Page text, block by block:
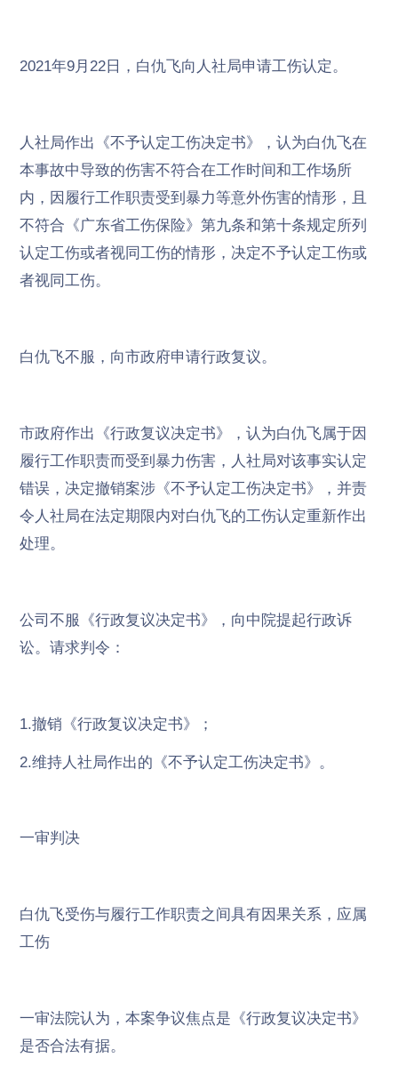
2021年9月22日，白仇飞向人社局申请工伤认定。
人社局作出《不予认定工伤决定书》 ， 认为白仇飞在
本事故中导致的伤害不符合在工作时间和工作场所
内，因履行工作职责受到暴力等意外伤害的情形，且
不符合《广东省工伤保险》第九条和第十条规定所列
认定工伤或者视同工伤的情形， 决定不予认定工伤或
者视同工伤。
白仇飞不服，向市政府申请行政复议。
市政府作出《行政复议决定书》，认为白仇飞属于因
履行工作职责而受到暴力伤害，人社局对该事实认定
错误， 决定撤销案涉《不予认定工伤决定书》，并责
令人社局在法定期限内对白仇飞的工伤认定重新作出
处理。
公司不服《行政复议决定书》，向中院提起行政诉
讼。请求判令：
1.撤销《行政复议决定书》；
2.维持人社局作出的《不予认定工伤决定书》。
一审判决
白仇飞受伤与履行工作职责之间具有因果关系，应属
工伤
一审法院认为，本案争议焦点是《行政复议决定书》
是否合法有据。